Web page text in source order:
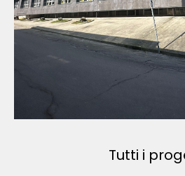
Tutti i